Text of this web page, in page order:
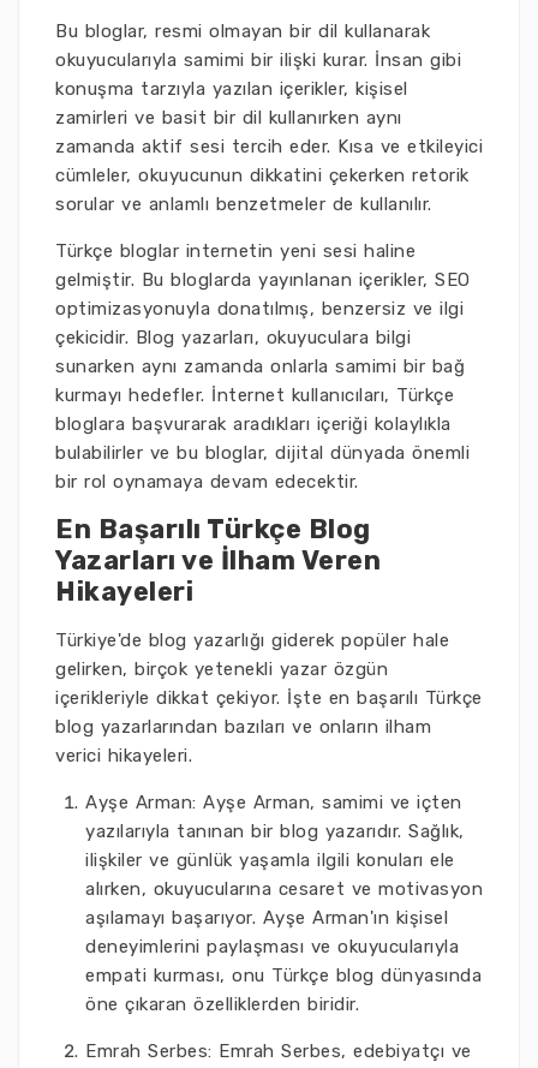
Bu bloglar, resmi olmayan bir dil kullanarak
okuyucularıyla samimi bir ilişki kurar. İnsan gibi
konuşma tarzıyla yazılan içerikler, kişisel
zamirleri ve basit bir dil kullanırken aynı
zamanda aktif sesi tercih eder. Kısa ve etkileyici
cümleler, okuyucunun dikkatini çekerken retorik
sorular ve anlamlı benzetmeler de kullanılır.
Türkçe bloglar internetin yeni sesi haline
gelmiştir. Bu bloglarda yayınlanan içerikler, SEO
optimizasyonuyla donatılmış, benzersiz ve ilgi
çekicidir. Blog yazarları, okuyuculara bilgi
sunarken aynı zamanda onlarla samimi bir bağ
kurmayı hedefler. İnternet kullanıcıları, Türkçe
bloglara başvurarak aradıkları içeriği kolaylıkla
bulabilirler ve bu bloglar, dijital dünyada önemli
bir rol oynamaya devam edecektir.
En Başarılı Türkçe Blog
Yazarları ve İlham Veren
Hikayeleri
Türkiye'de blog yazarlığı giderek popüler hale
gelirken, birçok yetenekli yazar özgün
içerikleriyle dikkat çekiyor. İşte en başarılı Türkçe
blog yazarlarından bazıları ve onların ilham
verici hikayeleri.
Ayşe Arman: Ayşe Arman, samimi ve içten
yazılarıyla tanınan bir blog yazarıdır. Sağlık,
ilişkiler ve günlük yaşamla ilgili konuları ele
alırken, okuyucularına cesaret ve motivasyon
aşılamayı başarıyor. Ayşe Arman'ın kişisel
deneyimlerini paylaşması ve okuyucularıyla
empati kurması, onu Türkçe blog dünyasında
öne çıkaran özelliklerden biridir.
Emrah Serbes: Emrah Serbes, edebiyatçı ve